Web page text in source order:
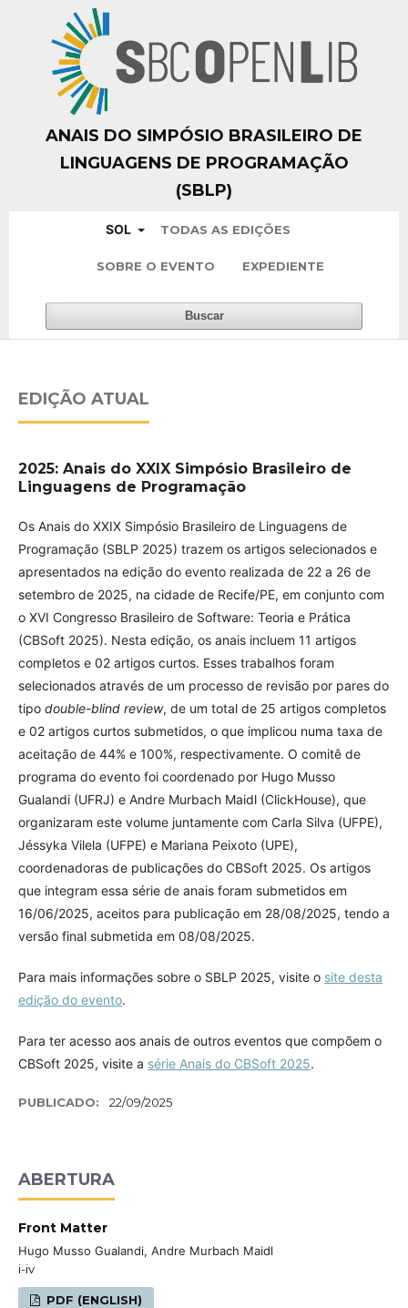
ANAIS DO SIMPÓSIO BRASILEIRO DE
LINGUAGENS DE PROGRAMAÇÃO
(SBLP)
SOL TODAS AS EDIÇÕES
SOBRE O EVENTO EXPEDIENTE
Buscar
EDIÇÃO ATUAL
2025: Anais do XXIX Simpósio Brasileiro de
Linguagens de Programação
Os Anais do XXIX Simpósio Brasileiro de Linguagens de
Programação (SBLP 2025) trazem os artigos selecionados e
apresentados na edição do evento realizada de 22 a 26 de
setembro de 2025, na cidade de Recife/PE, em conjunto com
o XVI Congresso Brasileiro de Software: Teoria e Prática
(CBSoft 2025). Nesta edição, os anais incluem 11 artigos
completos e 02 artigos curtos. Esses trabalhos foram
selecionados através de um processo de revisão por pares do
tipo double-blind review, de um total de 25 artigos completos
e 02 artigos curtos submetidos, o que implicou numa taxa de
aceitação de 44% e 100%, respectivamente. O comitê de
programa do evento foi coordenado por Hugo Musso
Gualandi (UFRJ) e Andre Murbach Maidl (ClickHouse), que
organizaram este volume juntamente com Carla Silva (UFPE),
Jéssyka Vilela (UFPE) e Mariana Peixoto (UPE),
coordenadoras de publicações do CBSoft 2025. Os artigos
que integram essa série de anais foram submetidos em
16/06/2025, aceitos para publicação em 28/08/2025, tendo a
versão final submetida em 08/08/2025.
Para mais informações sobre o SBLP 2025, visite o site desta
edição do evento.
Para ter acesso aos anais de outros eventos que compõem o
CBSoft 2025, visite a série Anais do CBSoft 2025.
PUBLICADO: 22/09/2025
ABERTURA
Front Matter
Hugo Musso Gualandi, Andre Murbach Maidl
i-iv
PDF (ENGLISH)